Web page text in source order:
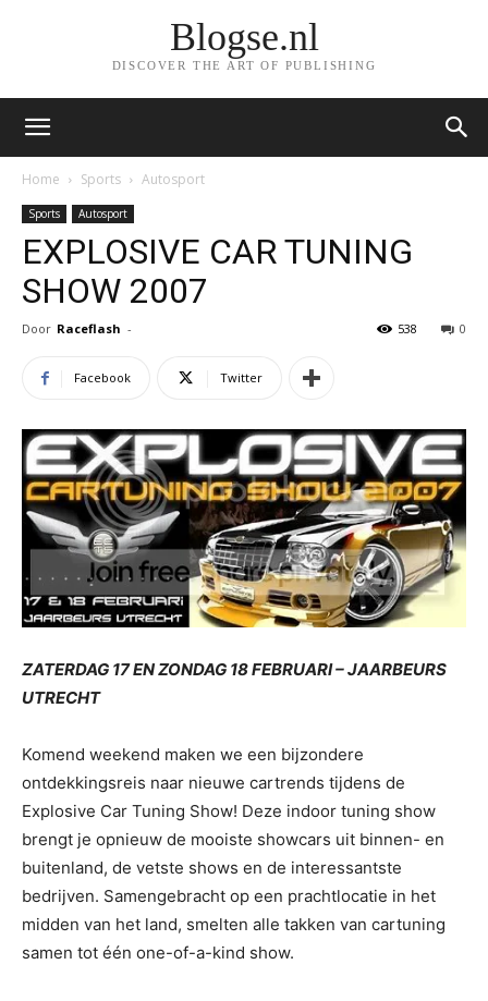
Blogse.nl
DISCOVER THE ART OF PUBLISHING
Home Sports Autosport
Sports Autosport
EXPLOSIVE CAR TUNING
SHOW 2007
Door Raceflash - 0
538
Facebook Twitter
ZATERDAG 17 EN ZONDAG 18 FEBRUARI – JAARBEURS
UTRECHT
Komend weekend maken we een bijzondere
ontdekkingsreis naar nieuwe cartrends tijdens de
Explosive Car Tuning Show! Deze indoor tuning show
brengt je opnieuw de mooiste showcars uit binnen- en
buitenland, de vetste shows en de interessantste
bedrijven. Samengebracht op een prachtlocatie in het
midden van het land, smelten alle takken van cartuning
samen tot één one-of-a-kind show.